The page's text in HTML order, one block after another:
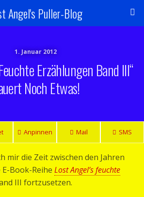
Angel's Puller-Blog
1. Januar 2012
Erzählungen Band III“
Noch Etwas!
Anpinnen Mail SMS
mir die Zeit zwischen den Jahren
Book-Reihe Lost Angel’s feuchte
III fortzusetzen.